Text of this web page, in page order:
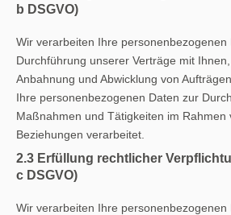
b DSGVO)
Wir verarbeiten Ihre personenbezogenen
Durchführung unserer Verträge mit
Anbahnung und Abwicklung von
Ihre personenbezogenen Daten zur
Maßnahmen und Tätigkeiten im Rahmen
Beziehungen verarbeitet.
2.3 Erfüllung rechtlicher
c DSGVO)
Wir verarbeiten Ihre personenbezogenen